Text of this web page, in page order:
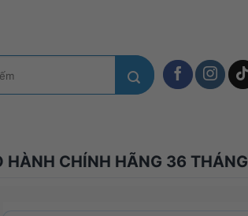
HÀNH CHÍNH HÃNG 36 THÁNG